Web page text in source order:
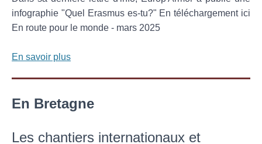
infographie "Quel Erasmus es-tu?" En téléchargement ici
En route pour le monde - mars 2025
En savoir plus
En Bretagne
Les chantiers internationaux et